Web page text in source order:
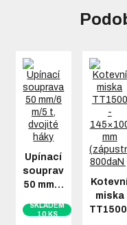
Upínací
souprava
50 mm…
SKLADEM
10 KS
Kotevní
miska